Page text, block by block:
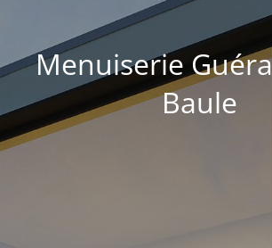
Menuiserie
Baule